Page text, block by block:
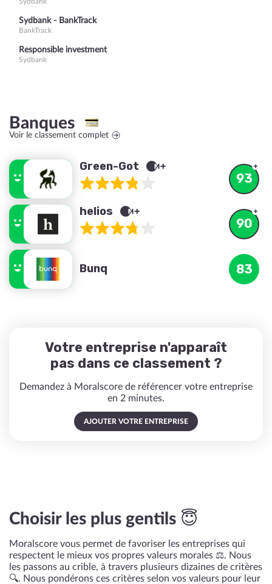
Sydbank - BankTrack
BankTrack
Responsible investment
Sydbank
Banques
Voir le classement complet
Green-Got
93
helios
90
Bunq 83
Votre entreprise n'apparaît
pas dans ce classement ?
Demandez à Moralscore de référencer votre entreprise
en 2 minutes.
AJOUTER VOTRE ENTREPRISE
Choisir les plus gentils 😇
Moralscore vous permet de favoriser les entreprises qui
respectent le mieux vos propres valeurs morales ⚖️. Nous
les passons au crible, à travers plusieurs dizaines de critères
🔍. Nous pondérons ces critères selon vos valeurs pour leur